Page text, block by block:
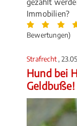
Immobilien?
Bewertungen)
Strafrecht ,
Hund bei
Geldbuße!